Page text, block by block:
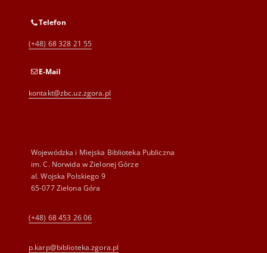
Telefon
(+48) 68 328 21 55
E-Mail
kontakt@zbc.uz.zgora.pl
Wojewódzka i Miejska Biblioteka Publiczna
im. C. Norwida w Zielonej Górze
al. Wojska Polskiego 9
65-077 Zielona Góra
(+48) 68 453 26 06
p.karp@biblioteka.zgora.pl